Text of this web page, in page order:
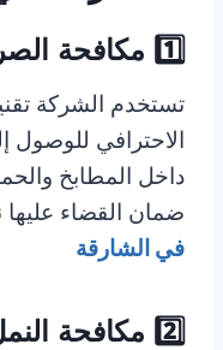
1️⃣ مكافحة الصراصير
تستخدم الشركة
الاحترافي للوصول
داخل المطابخ
ضمان القضاء عليها
في الشارقة
2️⃣ مكافحة النمل الأبيض